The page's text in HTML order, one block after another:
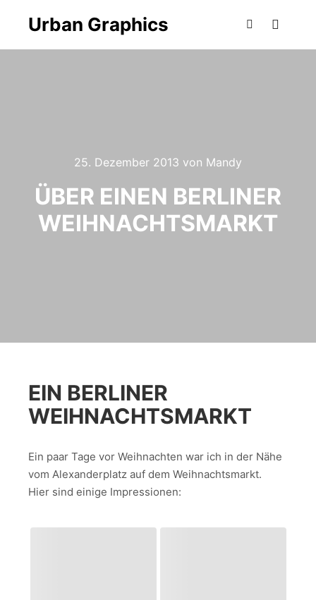
Urban Graphics
25. Dezember 2013 von Mandy
ÜBER EINEN BERLINER
WEIHNACHTSMARKT
EIN BERLINER
WEIHNACHTSMARKT
Ein paar Tage vor Weihnachten war ich in der Nähe
vom Alexanderplatz auf dem Weihnachtsmarkt.
Hier sind einige Impressionen: